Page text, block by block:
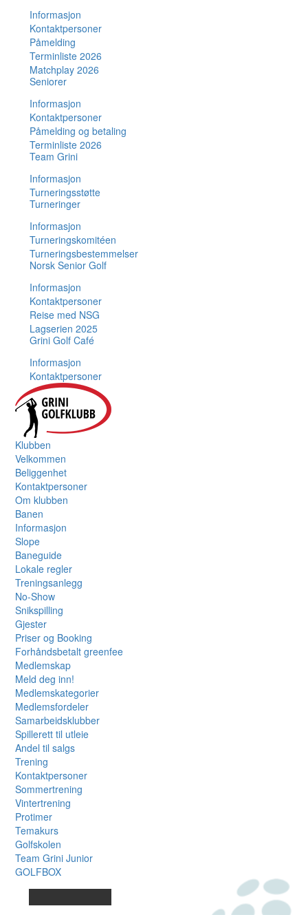
Informasjon
Kontaktpersoner
Påmelding
Terminliste 2026
Matchplay 2026
Seniorer
Informasjon
Kontaktpersoner
Påmelding og betaling
Terminliste 2026
Team Grini
Informasjon
Turneringsstøtte
Turneringer
Informasjon
Turneringskomitéen
Turneringsbestemmelser
Norsk Senior Golf
Informasjon
Kontaktpersoner
Reise med NSG
Lagserien 2025
Grini Golf Café
Informasjon
Kontaktpersoner
Klubben
Velkommen
Beliggenhet
Kontaktpersoner
Om klubben
Banen
Informasjon
Slope
Baneguide
Lokale regler
Treningsanlegg
No-Show
Snikspilling
Gjester
Priser og Booking
Forhåndsbetalt greenfee
Medlemskap
Meld deg inn!
Medlemskategorier
Medlemsfordeler
Samarbeidsklubber
Spillerett til utleie
Andel til salgs
Trening
Kontaktpersoner
Sommertrening
Vintertrening
Protimer
Temakurs
Golfskolen
Team Grini Junior
GOLFBOX